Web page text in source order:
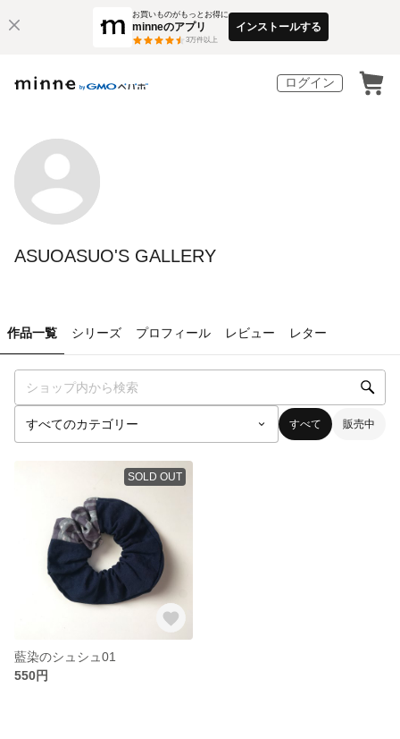
お買いものがもっとお得に
minneのアプリ
3万件以上
インストールする
ログイン
ASUOASUO'S GALLERY
作品一覧 シリーズ プロフィール レビュー レター
すべて 販売中
SOLD OUT
藍染のシュシュ01
550円